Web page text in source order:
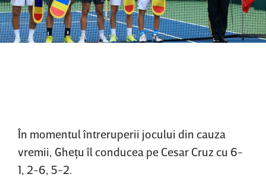
În momentul întreruperii jocului din cauza
vremii, Gheţu îl conducea pe Cesar Cruz cu 6-
1, 2-6, 5-2.